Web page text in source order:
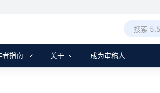
者指南 关于 成为审稿人